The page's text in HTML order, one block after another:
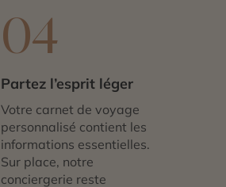
04
Partez l’esprit léger
Votre carnet de voyage
personnalisé contient les
informations essentielles.
Sur place, notre
conciergerie reste